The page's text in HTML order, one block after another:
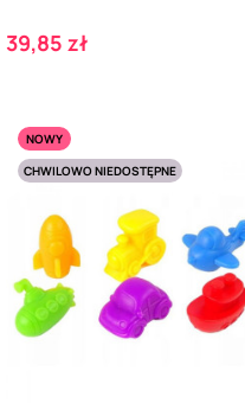
Cena
39,85 zł
NOWY
CHWILOWO NIEDOSTĘPNE